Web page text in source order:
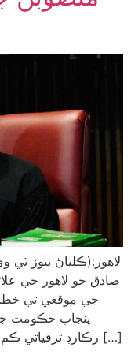
لاهور:(ڪلياڻ نيوز ٽي
صادق جو لاهور جي
جي موقعي تي
رڪارڊ ترقياتي ڪم جاري آهن ۽ ان مقصد لاءِ وڏي پئماني تي […]